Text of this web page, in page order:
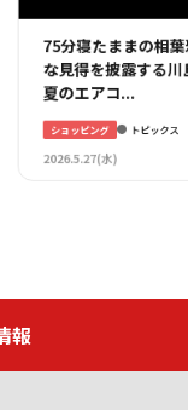
4年連続
ら販売開
品・量と...
ショッピング
報